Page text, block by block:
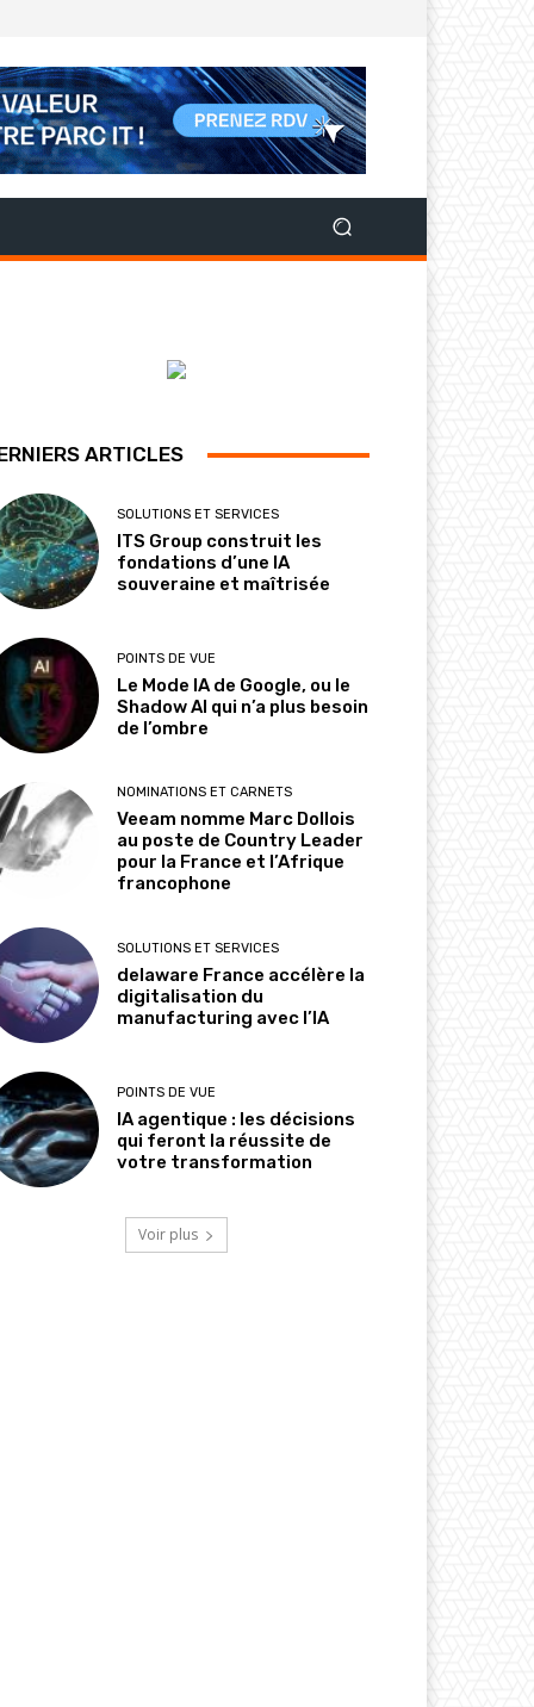
ARTICLES
SOLUTIONS ET SERVICES
ITS Group construit les
fondations d’une IA
souveraine et maîtrisée
POINTS DE VUE
Le Mode IA de Google, ou le
Shadow AI qui n’a plus besoin
de l’ombre
NOMINATIONS ET CARNETS
Veeam nomme Marc Dollois
au poste de Country Leader
pour la France et l’Afrique
francophone
SOLUTIONS ET SERVICES
delaware France accélère la
digitalisation du
manufacturing avec l’IA
POINTS DE VUE
IA agentique : les décisions
qui feront la réussite de
votre transformation
Voir plus